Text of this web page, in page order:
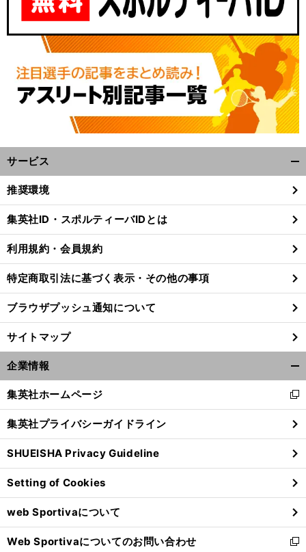
サービス
閉
る
推奨環境
集英社ID・スポルティーバIDとは
利用規約・会員規約
特定商取引法に基づく表示・その他の事項
ブラウザプッシュ通知について
サイトマップ
企業情報
閉
る
集英社ホームページ
新
し
い
ウ
ィ
ン
ド
ウ
で
開
く
集英社プライバシーガイドライン
SHUEISHA Privacy Guideline
Setting of Cookies
web Sportivaについて
Web Sportivaについてのお問い合わせ
新